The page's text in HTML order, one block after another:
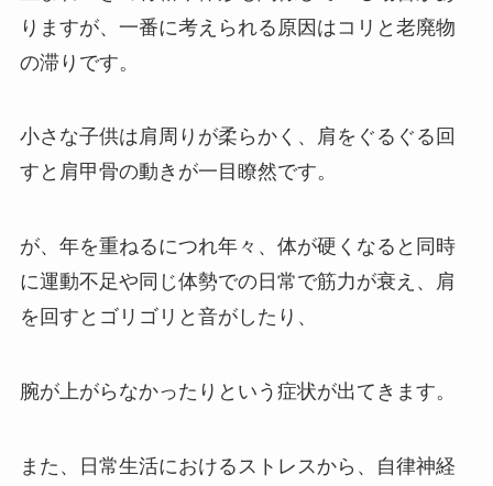
りますが、一番に考えられる原因はコリと老廃物
の滞りです。
小さな子供は肩周りが柔らかく、肩をぐるぐる回
すと肩甲骨の動きが一目瞭然です。
が、年を重ねるにつれ年々、体が硬くなると同時
に運動不足や同じ体勢での日常で筋力が衰え、肩
を回すとゴリゴリと音がしたり、
腕が上がらなかったりという症状が出てきます。
また、日常生活におけるストレスから、自律神経